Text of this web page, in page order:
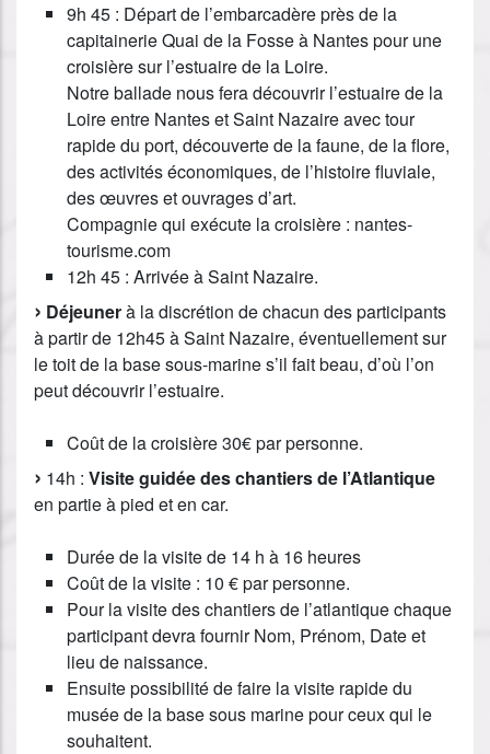
9h 45 : Départ de l’embarcadère près de la
capitainerie Quai de la Fosse à Nantes pour une
croisière sur l’estuaire de la Loire.
Notre ballade nous fera découvrir l’estuaire de la
Loire entre Nantes et Saint Nazaire avec tour
rapide du port, découverte de la faune, de la flore,
des activités économiques, de l’histoire fluviale,
des œuvres et ouvrages d’art.
Compagnie qui exécute la croisière : nantes-
tourisme.com
12h 45 : Arrivée à Saint Nazaire.
Déjeunerà la discrétion de chacun des participants
à partir de 12h45 à Saint Nazaire, éventuellement sur
le toit de la base sous-marine s’il fait beau, d’où l’on
peut découvrir l’estuaire.
Coût de la croisière 30€ par personne.
14h : Visite guidée des chantiers de l’Atlantique
en partie à pied et en car.
Durée de la visite de 14 h à 16 heures
Coût de la visite : 10 € par personne.
Pour la visite des chantiers de l’atlantique chaque
participant devra fournir Nom, Prénom, Date et
lieu de naissance.
Ensuite possibilité de faire la visite rapide du
musée de la base sous marine pour ceux qui le
souhaitent.